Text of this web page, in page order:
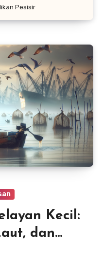
Pesisir
Kecil:
dan